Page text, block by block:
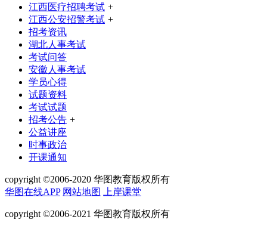
江西医疗招聘考试 +
江西公安招警考试 +
招考资讯
湖北人事考试
考试问答
安徽人事考试
学员心得
试题资料
考试试题
招考公告 +
公益讲座
时事政治
开课通知
copyright ©2006-2020 华图教育版权所有
华图在线APP 网站地图 上岸课堂
copyright ©2006-2021 华图教育版权所有